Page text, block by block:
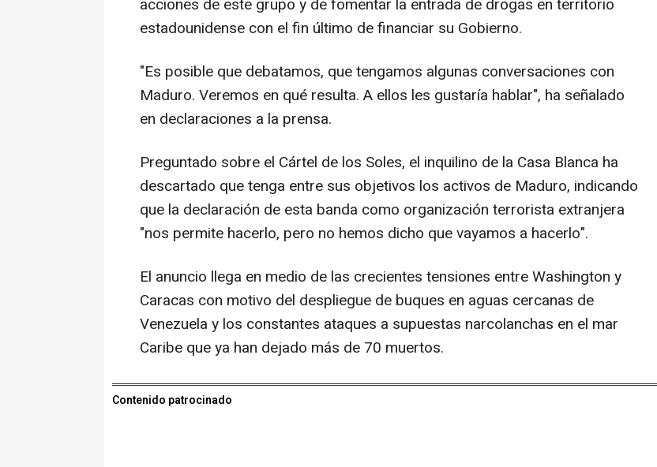
acciones de este grupo y de fomentar la entrada de drogas en territorio
estadounidense con el fin último de financiar su Gobierno.
"Es posible que debatamos, que tengamos algunas conversaciones con
Maduro. Veremos en qué resulta. A ellos les gustaría hablar", ha señalado
en declaraciones a la prensa.
Preguntado sobre el Cártel de los Soles, el inquilino de la Casa Blanca ha
descartado que tenga entre sus objetivos los activos de Maduro, indicando
que la declaración de esta banda como organización terrorista extranjera
"nos permite hacerlo, pero no hemos dicho que vayamos a hacerlo".
El anuncio llega en medio de las crecientes tensiones entre Washington y
Caracas con motivo del despliegue de buques en aguas cercanas de
Venezuela y los constantes ataques a supuestas narcolanchas en el mar
Caribe que ya han dejado más de 70 muertos.
Contenido patrocinado